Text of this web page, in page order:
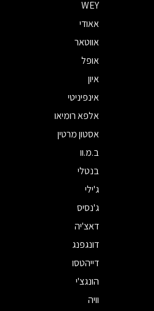
WEY
אאודי
אווטאר
אופל
איון
אינפיניטי
אלפא רומיאו
אסטון מרטין
ב.מ.וו
בנטלי
ג'ילי
ג'נסיס
דאצ'יה
דונגפנג
דייהטסו
הונגצ'י
וויה